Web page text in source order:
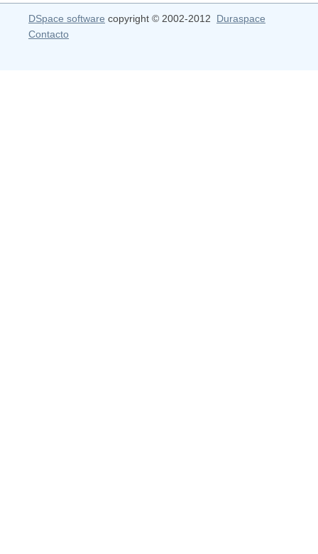
DSpace software copyright © 2002-2012 Duraspace
Contacto